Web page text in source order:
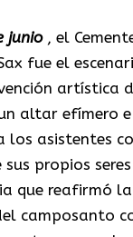
junio , el
fue el
artística
altar efímero
los asistentes
propios
que reafirmó la
camposanto